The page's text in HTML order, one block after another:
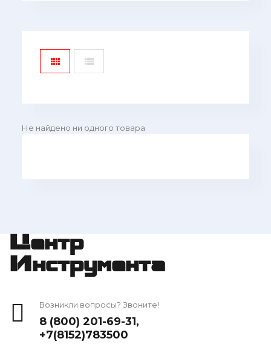
Не найдено ни одного товара
Центр
Инструмента
Возникли вопросы? Звоните!
8 (800) 201-69-31,
+7(8152)783500